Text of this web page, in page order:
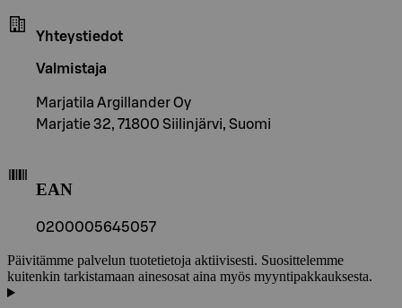
Yhteystiedot
Valmistaja
Marjatila Argillander Oy
Marjatie 32, 71800 Siilinjärvi, Suomi
EAN
0200005645057
Päivitämme palvelun tuotetietoja aktiivisesti. Suosittelemme
kuitenkin tarkistamaan ainesosat aina myös myyntipakkauksesta.